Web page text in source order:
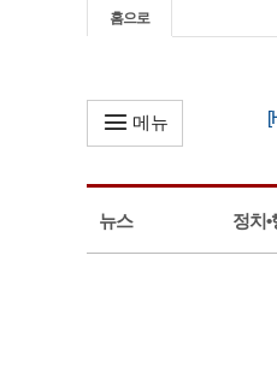
홈으로
한병도,
메뉴
뉴스 정치